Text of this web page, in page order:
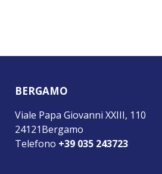
BERGAMO
Viale Papa Giovanni XXIII, 110
24121Bergamo
Telefono +39 035 243723